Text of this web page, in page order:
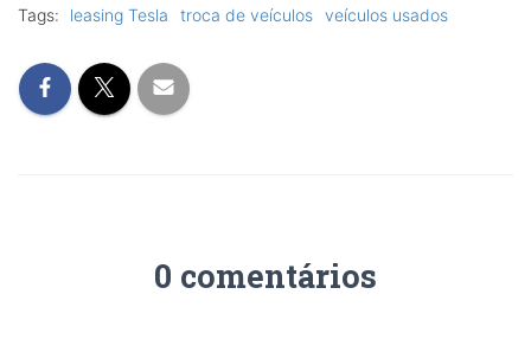
Tags: leasing Tesla troca de veículos veículos usados
0 comentários